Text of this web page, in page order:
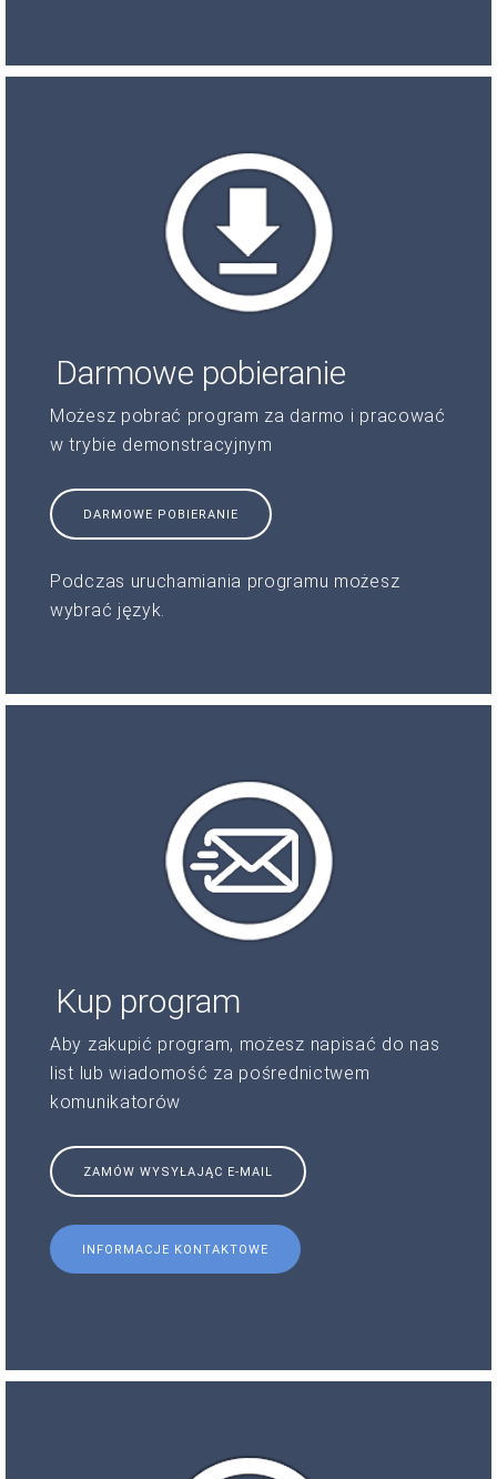
Darmowe pobieranie
Możesz pobrać program za darmo i pracować
w trybie demonstracyjnym
DARMOWE POBIERANIE
Podczas uruchamiania programu możesz
wybrać język.
Kup program
Aby zakupić program, możesz napisać do nas
list lub wiadomość za pośrednictwem
komunikatorów
ZAMÓW WYSYŁAJĄC E-MAIL
INFORMACJE KONTAKTOWE